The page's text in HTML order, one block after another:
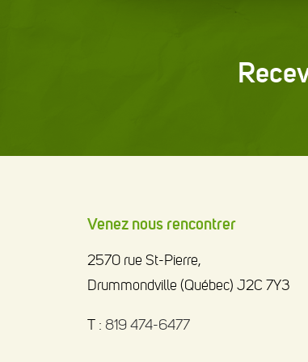
Venez nous rencontrer
2570 rue St-Pierre,
Drummondville (Québec) J2C 7Y3
T : 819 474-6477